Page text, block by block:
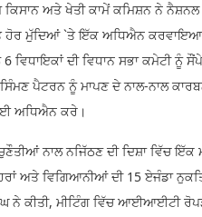
ਕਿਸਾਨ ਅਤੇ ਖੇਤੀ ਕਾਮੇਂ ਕਮਿਸ਼ਨ ਨੇ
ਹੋਰ ਮੁੱਦਿਆਂ `ਤੇ ਇੱਕ ਅਧਿਐਨ ਕਰਵਾਇਆ
6 ਵਿਧਾਇਕਾਂ ਦੀ ਵਿਧਾਨ ਸਭਾ ਕਮੇਟੀ
ਪੈਟਰਨ ਨੂੰ ਮਾਪਣ ਦੇ ਨਾਲ-ਨਾਲ
ਅਧਿਐਨ ਕਰੇ।
ਨਾਲ ਨਜਿੱਠਣ ਦੀ ਦਿਸ਼ਾ ਵਿੱਚ
ਅਤੇ ਵਿਗਿਆਨੀਆਂ ਦੀ 15 ਏਜੰਡਾ
ਕੀਤੀ, ਮੀਟਿੰਗ ਵਿੱਚ ਆਈਆਈਟੀ